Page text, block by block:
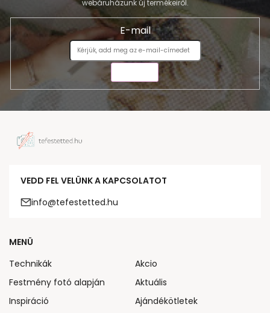
webáruházunk új termékeiről.
E-mail
VEDD FEL VELÜNK A KAPCSOLATOT
info@tefestetted.hu
MENÜ
Technikák
Festmény fotó alapján
Inspiráció
Akcio
Aktuális
Ajándékötletek